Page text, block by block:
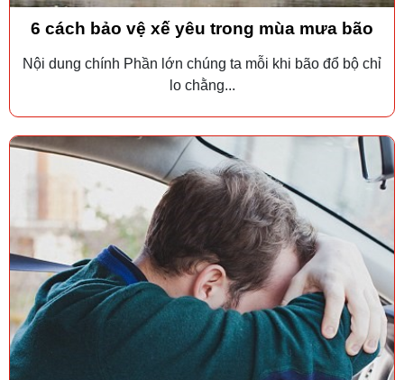
6 cách bảo vệ xế yêu trong mùa mưa bão
Nội dung chính Phần lớn chúng ta mỗi khi bão đổ bộ chỉ
lo chằng...